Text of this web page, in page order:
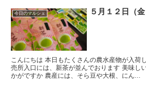
今日のマルシェ ５月１２日（
こんにちは 本日もたくさんの農水産物が入荷
売所入口には、新茶が並んでおります 美味し
かがですか 農産には、そら豆や大根、にん...